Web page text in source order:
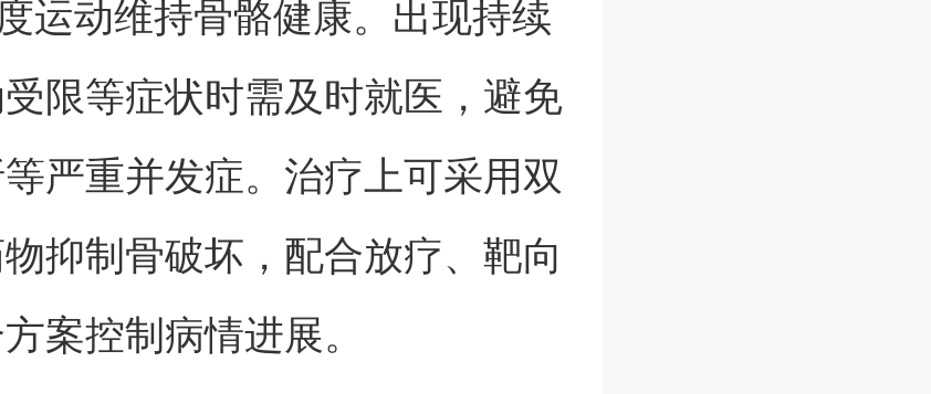
运动维持骨骼健康。出现持续
限等症状时需及时就医，避免
严重并发症。治疗上可采用双
抑制骨破坏，配合放疗、靶向
案控制病情进展。